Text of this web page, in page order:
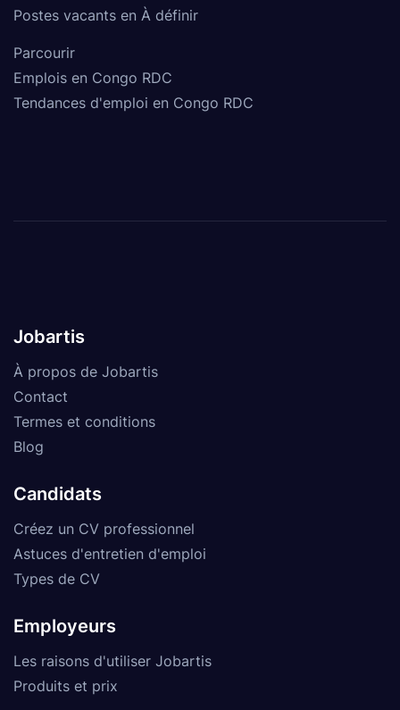
Postes vacants en À définir
Parcourir
Emplois en Congo RDC
Tendances d'emploi en Congo RDC
Jobartis
À propos de Jobartis
Contact
Termes et conditions
Blog
Candidats
Créez un CV professionnel
Astuces d'entretien d'emploi
Types de CV
Employeurs
Les raisons d'utiliser Jobartis
Produits et prix